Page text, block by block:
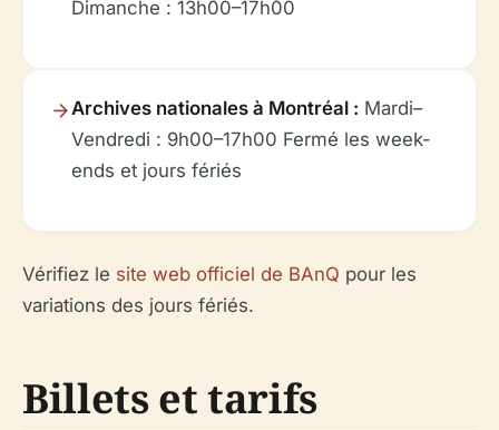
Dimanche : 13h00–17h00
Archives nationales à Montréal : Mardi–
Vendredi : 9h00–17h00 Fermé les week-
ends et jours fériés
Vérifiez le site web officiel de BAnQ pour les
variations des jours fériés.
Billets et tarifs